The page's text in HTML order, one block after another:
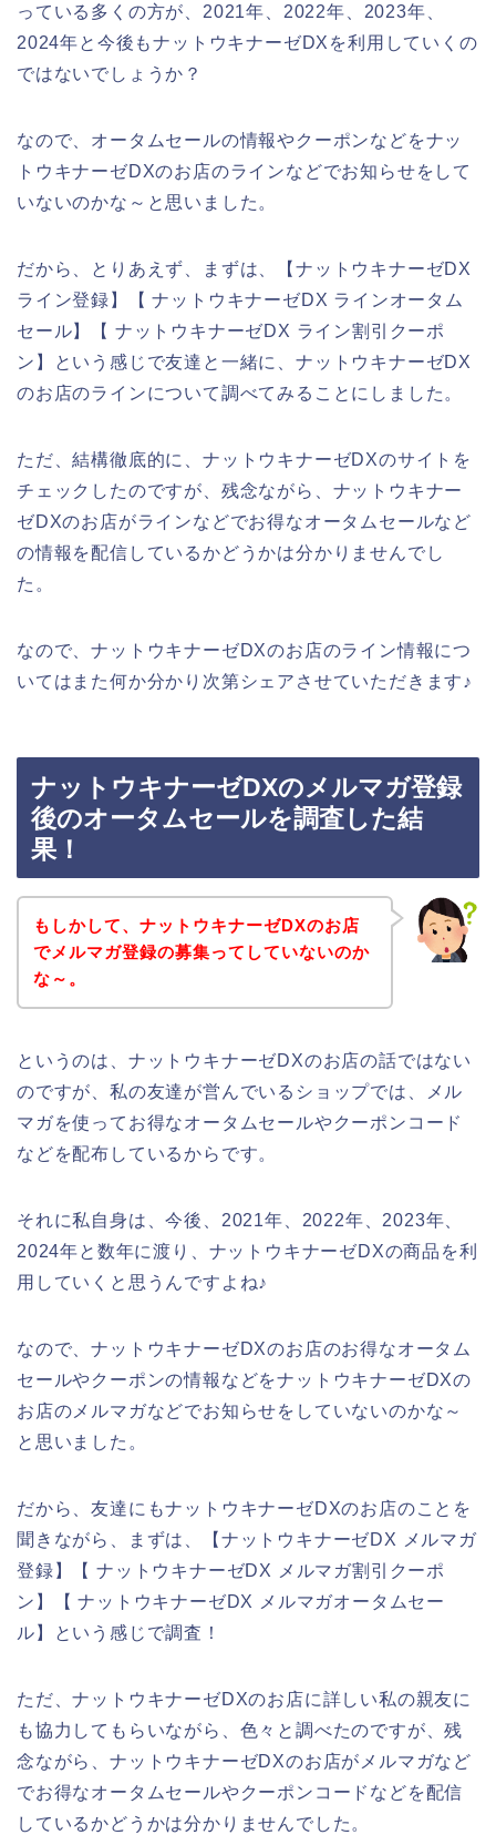
っている多くの方が、2021年、2022年、2023年、
2024年と今後もナットウキナーゼDXを利用していくの
ではないでしょうか？
なので、オータムセールの情報やクーポンなどをナッ
トウキナーゼDXのお店のラインなどでお知らせをして
いないのかな～と思いました。
だから、とりあえず、まずは、【ナットウキナーゼDX
ライン登録】【 ナットウキナーゼDX ラインオータム
セール】【 ナットウキナーゼDX ライン割引クーポ
ン】という感じで友達と一緒に、ナットウキナーゼDX
のお店のラインについて調べてみることにしました。
ただ、結構徹底的に、ナットウキナーゼDXのサイトを
チェックしたのですが、残念ながら、ナットウキナー
ゼDXのお店がラインなどでお得なオータムセールなど
の情報を配信しているかどうかは分かりませんでし
た。
なので、ナットウキナーゼDXのお店のライン情報につ
いてはまた何か分かり次第シェアさせていただきます♪
ナットウキナーゼDXのメルマガ登録
後のオータムセールを調査した結
果！
もしかして、ナットウキナーゼDXのお店
でメルマガ登録の募集ってしていないのか
な～。
というのは、ナットウキナーゼDXのお店の話ではない
のですが、私の友達が営んでいるショップでは、メル
マガを使ってお得なオータムセールやクーポンコード
などを配布しているからです。
それに私自身は、今後、2021年、2022年、2023年、
2024年と数年に渡り、ナットウキナーゼDXの商品を利
用していくと思うんですよね♪
なので、ナットウキナーゼDXのお店のお得なオータム
セールやクーポンの情報などをナットウキナーゼDXの
お店のメルマガなどでお知らせをしていないのかな～
と思いました。
だから、友達にもナットウキナーゼDXのお店のことを
聞きながら、まずは、【ナットウキナーゼDX メルマガ
登録】【 ナットウキナーゼDX メルマガ割引クーポ
ン】【 ナットウキナーゼDX メルマガオータムセー
ル】という感じで調査！
ただ、ナットウキナーゼDXのお店に詳しい私の親友に
も協力してもらいながら、色々と調べたのですが、残
念ながら、ナットウキナーゼDXのお店がメルマガなど
でお得なオータムセールやクーポンコードなどを配信
しているかどうかは分かりませんでした。